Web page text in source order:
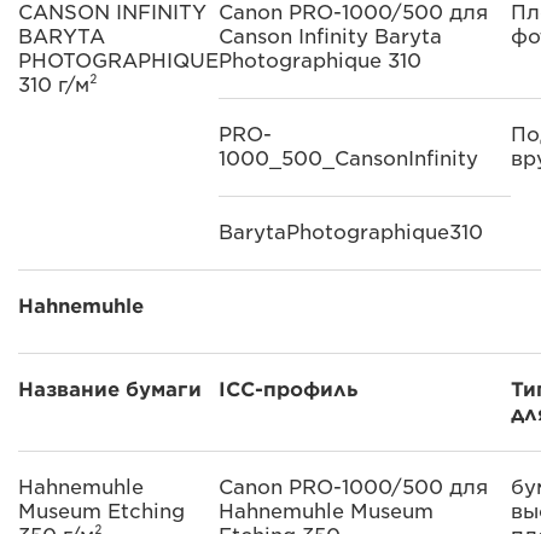
CANSON INFINITY
BARYTA
PHOTOGRAPHIQUE
310 г/м²
Canon PRO-1000/500 для
Canson Infinity Baryta
Photographique 310
PRO-
1000_500_CansonInfinity
BarytaPhotographique310
Hahnemuhle
Название бумаги ICC-профиль
Hahnemuhle
Museum Etching
Canon PRO-1000/500 для
Hahnemuhle Museum